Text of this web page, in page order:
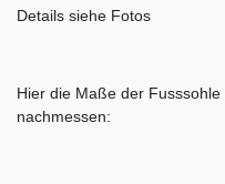
Details siehe Fotos
Hier die Maße der
nachmessen: